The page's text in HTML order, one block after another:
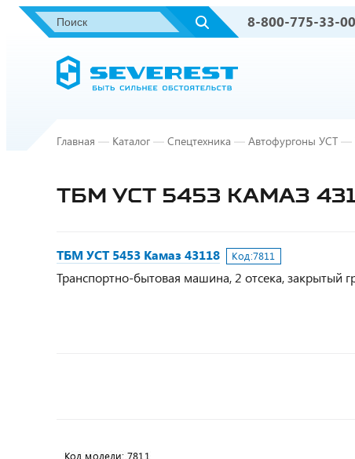
8-800-775-33-00
Главная — Каталог — Спецтехника — Автофургоны УСТ —
ТБМ УСТ 5453 КАМАЗ
ТБМ УСТ 5453 Камаз 43118 Код:7811
Транспортно-бытовая машина, 2 отсека, закрытый